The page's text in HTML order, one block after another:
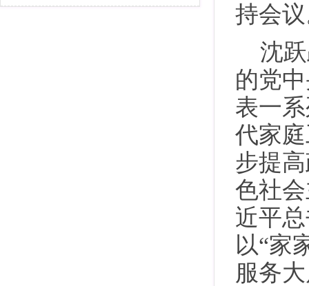
持会
沈
的党
表一
代家
步提
色社
近平
以“家
服务